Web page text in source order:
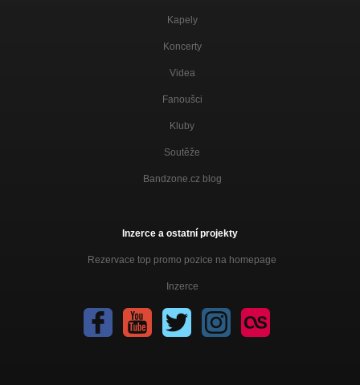
Kapely
Koncerty
Videa
Fanoušci
Kluby
Soutěže
Bandzone.cz blog
Inzerce a ostatní projekty
Rezervace top promo pozice na homepage
Inzerce